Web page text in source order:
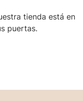
tienda está en
puertas.